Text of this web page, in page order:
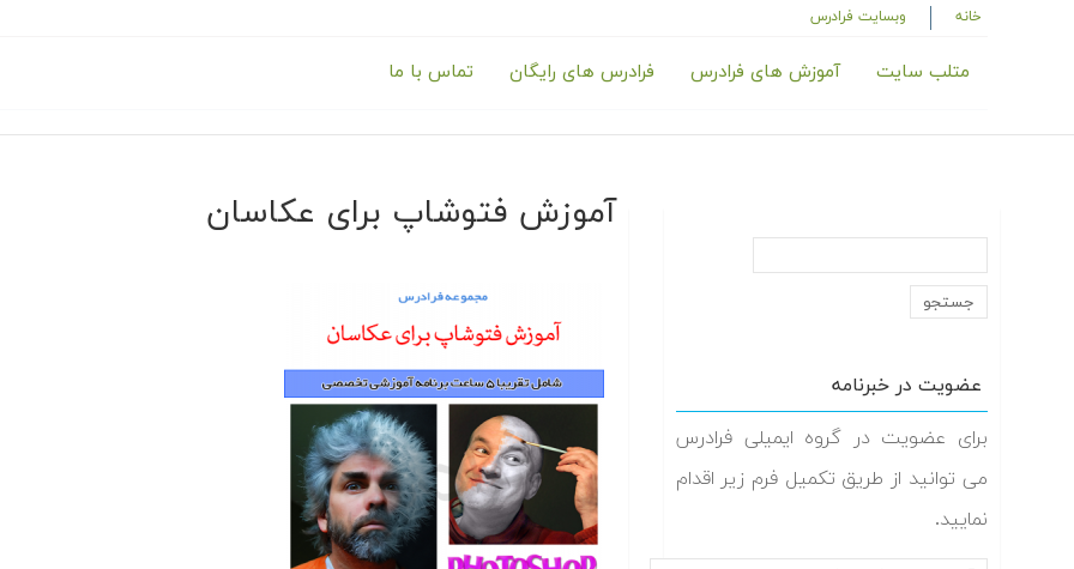
خانه وبسایت فرادرس
متلب سایت آموزش های فرادرس فرادرس های رایگان تماس با ما
عضویت در خبرنامه
برای عضویت در گروه ایمیلی فرادرس
می توانید از طریق تکمیل فرم زیر اقدام
نمایید.
آموزش فتوشاپ برای عکاسان